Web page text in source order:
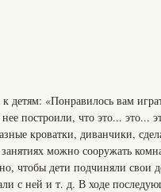
«Понравилось вам
построили, что это... это...
кроватки, диванчики,
можно сооружать
чтобы дети подчиняли свои
с ней и т. д. В ходе